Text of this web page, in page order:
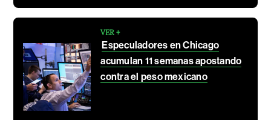
VER +
Especuladores en Chicago
acumulan 11 semanas apostando
contra el peso mexicano